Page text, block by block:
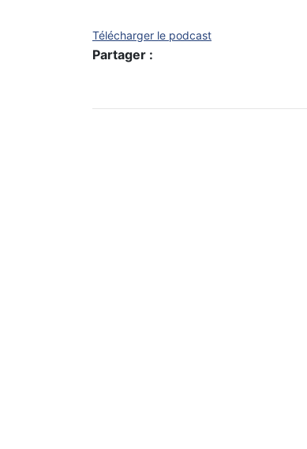
Télécharger le podcast
Partager :